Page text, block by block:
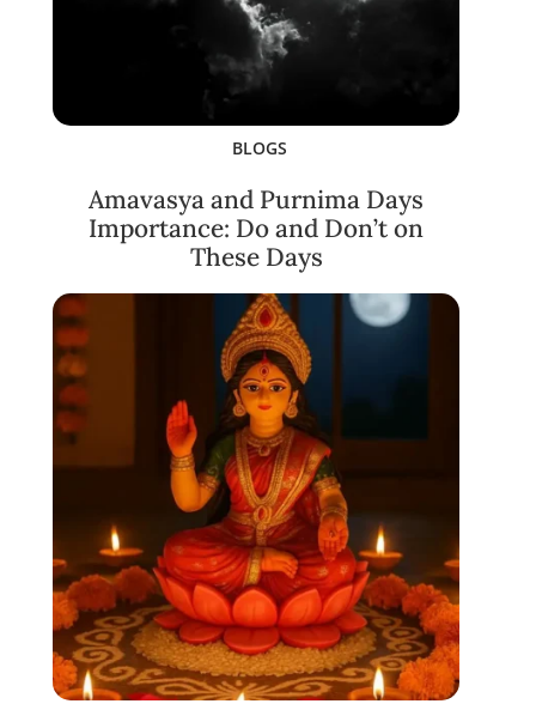
BLOGS
Amavasya and Purnima Days
Importance: Do and Don’t on
These Days